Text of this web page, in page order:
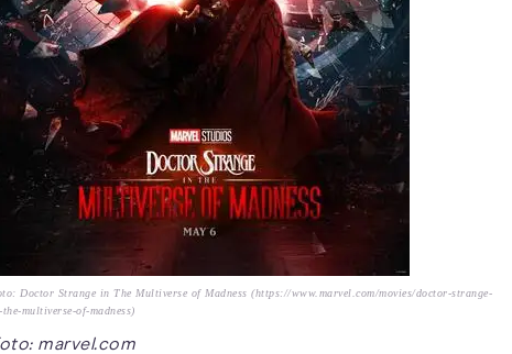
Doctor Strange in The Multiverse of Madness (https://www.marvel.com/movies/doctor-strange-
the-multiverse-of-madness)
marvel.com